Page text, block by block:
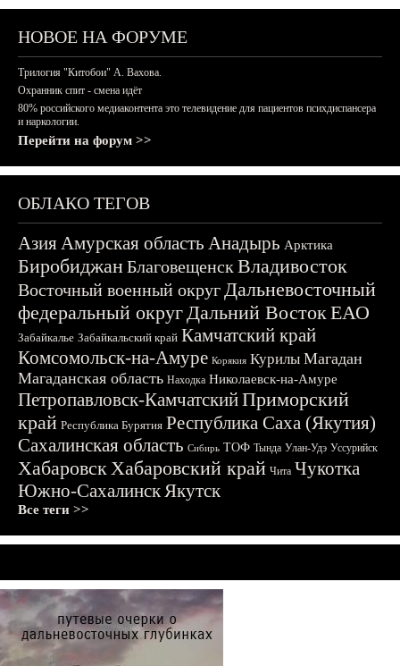
НОВОЕ НА ФОРУМЕ
Трилогия "Китобои" А. Вахова.
Охранник спит - смена идёт
80% российского медиаконтента это телевидение для пациентов психдиспансера
и наркологии.
Перейти на форум >>
ОБЛАКО ТЕГОВ
АзияАмурская область Анадырь Арктика
БиробиджанБлаговещенскВладивосток
Восточный военный округДальневосточный
федеральный округДальний ВостокЕАО
Забайкалье Забайкальский край Камчатский край
Комсомольск-на-Амуре Корякия Курилы Магадан
Магаданская область Находка Николаевск-на-Амуре
Петропавловск-КамчатскийПриморский
край Республика Бурятия Республика Саха (Якутия)
Сахалинская область Сибирь ТОФ Тында Улан-Удэ Уссурийск
ХабаровскХабаровский край Чита Чукотка
Южно-СахалинскЯкутск
Все теги >>